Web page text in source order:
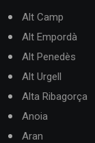
Alt Camp
Alt Empordà
Alt Penedès
Alt Urgell
Alta Ribagorça
Anoia
Aran